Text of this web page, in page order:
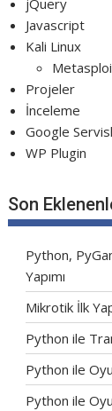
Javascript
Kali Linux
Projeler
İnceleme
Google
WP Plugin
Son
Python,
Yapımı
Mikrotik İlk
Python ile
Python ile
Python ile